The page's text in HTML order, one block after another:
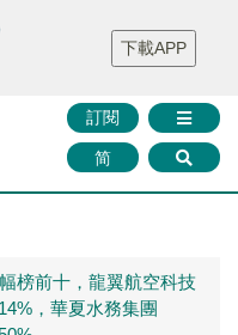
財華證券 媒體矩陣
智庫沙龍
聯絡我們
訂閱
简
下載APP
榜前十，龍翼航空科技
，華夏水務集團